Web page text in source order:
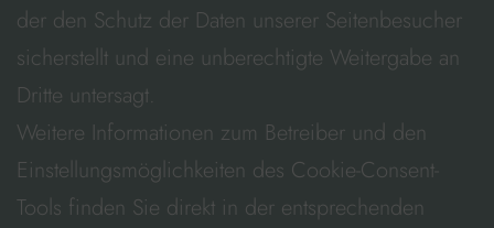
der den Schutz der Daten unserer Seitenbesucher
sicherstellt und eine unberechtigte Weitergabe an
Dritte untersagt.
Weitere Informationen zum Betreiber und den
Einstellungsmöglichkeiten des Cookie-Consent-
Tools finden Sie direkt in der entsprechenden